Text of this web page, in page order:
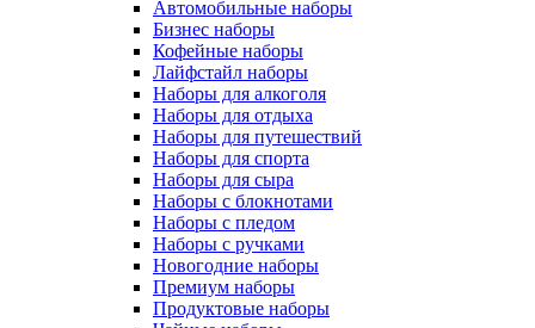
Автомобильные наборы
Бизнес наборы
Кофейные наборы
Лайфстайл наборы
Наборы для алкоголя
Наборы для отдыха
Наборы для путешествий
Наборы для спорта
Наборы для сыра
Наборы с блокнотами
Наборы с пледом
Наборы с ручками
Новогодние наборы
Премиум наборы
Продуктовые наборы